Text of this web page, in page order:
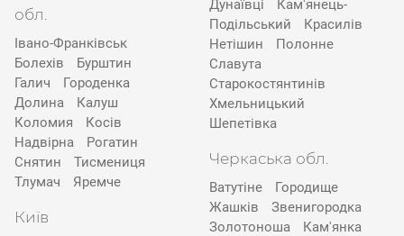
обл.
Івано-Франківськ
Болехів
Бурштин
Галич
Городенка
Долина
Калуш
Коломия
Косів
Надвірна
Рогатин
Снятин
Тисмениця
Тлумач
Яремче
Київ
Дунаївці
Кам'янець-
Подільський
Красилів
Нетішин
Полонне
Славута
Старокостянтинів
Хмельницький
Шепетівка
Черкаська обл.
Ватутіне
Городище
Жашків
Звенигородка
Золотоноша
Кам'янка